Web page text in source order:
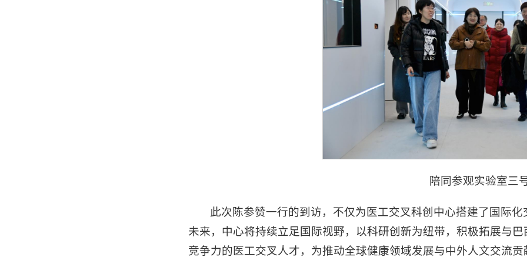
陪同参观实验室三
此次陈参赞一行的到访，不仅为医工交叉科创中心搭建了国际
未来，中心将持续立足国际视野，以科研创新为纽带，积极拓展与
竞争力的医工交叉人才，为推动全球健康领域发展与中外人文交流